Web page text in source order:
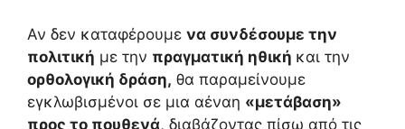
Αν δεν καταφέρουμε να συνδέσουμε την
πολιτική με την πραγματική ηθική και την
ορθολογική δράση, θα παραμείνουμε
εγκλωβισμένοι σε μια αέναη «μετάβαση»
προς το πουθενά, διαβάζοντας πίσω από τις